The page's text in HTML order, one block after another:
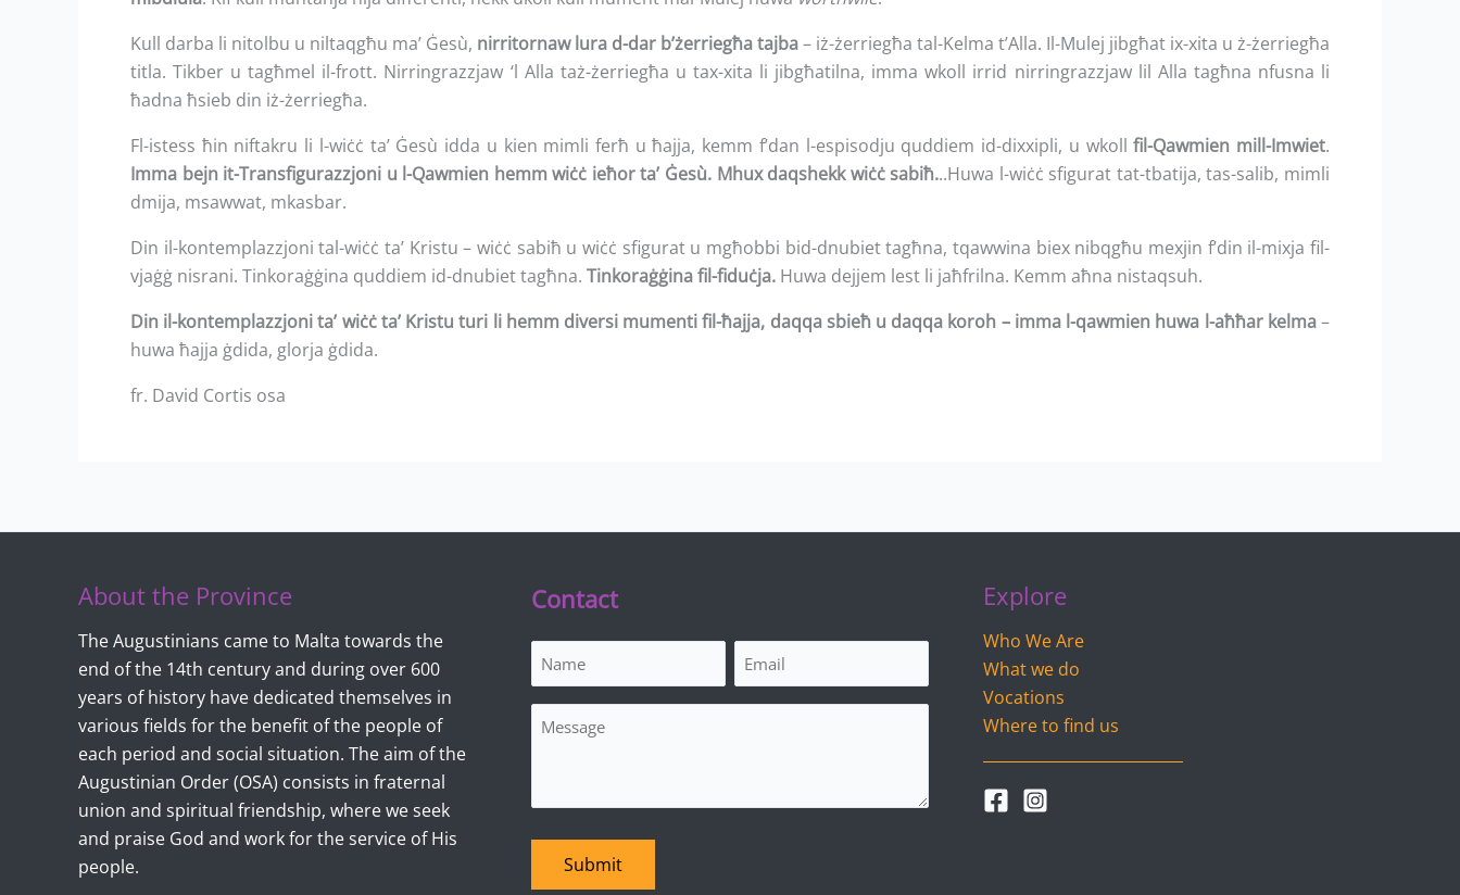
Kull darba li nitolbu u niltaqgħu ma’ Ġesù, nirritornaw lura d-dar b’żerriegħa tajba– iż-żerriegħa tal-Kelma t’Alla. Il-Mulej jibgħat ix-xita u ż-żerriegħa
titla. Tikber u tagħmel il-frott. Nirringrazzjaw ‘l Alla taż-żerriegħa u tax-xita li jibgħatilna, imma wkoll irrid nirringrazzjaw lil Alla tagħna nfusna li
ħadna ħsieb din iż-żerriegħa.
Fl-istess ħin niftakru li l-wiċċ ta’ Ġesù idda u kien mimli ferħ u ħajja, kemm f’dan l-espisodju quddiem id-dixxipli, u wkollfil-Qawmien mill-Imwiet.
Imma bejn it-Transfigurazzjoni u l-Qawmien hemm wiċċ ieħor ta’ Ġesù. Mhux daqshekk wiċċ sabiħ...Huwa l-wiċċ sfigurat tat-tbatija, tas-salib, mimli
dmija, msawwat, mkasbar.
Din il-kontemplazzjoni tal-wiċċ ta’ Kristu – wiċċ sabiħ u wiċċ sfigurat u mgħobbi bid-dnubiet tagħna, tqawwina biex nibqgħu mexjin f’din il-mixja fil-
vjaġġ nisrani. Tinkoraġġina quddiem id-dnubiet tagħna. Tinkoraġġina fil-fiduċja. Huwa dejjem lest li jaħfrilna. Kemm aħna nistaqsuh.
Din il-kontemplazzjoni ta’ wiċċ ta’ Kristu turi li hemm diversi mumenti fil-ħajja, daqqa sbieħ u daqqa koroh – imma l-qawmien huwa l-aħħar kelma–
huwa ħajja ġdida, glorja ġdida.
fr. David Cortis osa
About the Province
The Augustinians came to Malta towards the
end of the 14th century and during over 600
years of history have dedicated themselves in
various fields for the benefit of the people of
each period and social situation. The aim of the
Augustinian Order (OSA) consists in fraternal
union and spiritual friendship, where we seek
and praise God and work for the service of His
people.
Contact
Name Email (Required)
Message
Submit
Explore
Who We Are
What we do
Vocations
Where to find us